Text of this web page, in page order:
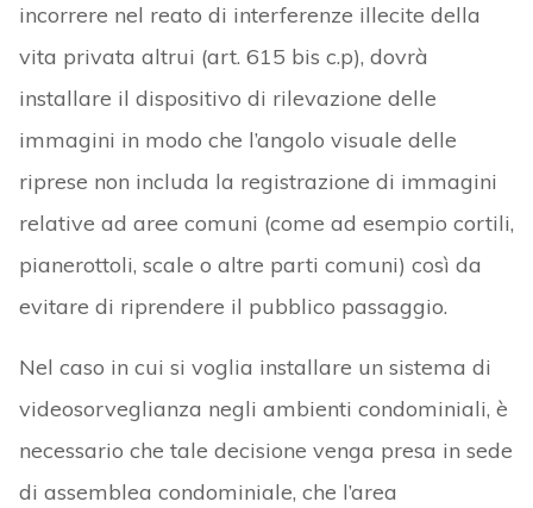
incorrere nel reato di interferenze illecite della
vita privata altrui (art. 615 bis c.p), dovrà
installare il dispositivo di rilevazione delle
immagini in modo che l’angolo visuale delle
riprese non includa la registrazione di immagini
relative ad aree comuni (come ad esempio cortili,
pianerottoli, scale o altre parti comuni) così da
evitare di riprendere il pubblico passaggio.
Nel caso in cui si voglia installare un sistema di
videosorveglianza negli ambienti condominiali, è
necessario che tale decisione venga presa in sede
di assemblea condominiale, che l’area